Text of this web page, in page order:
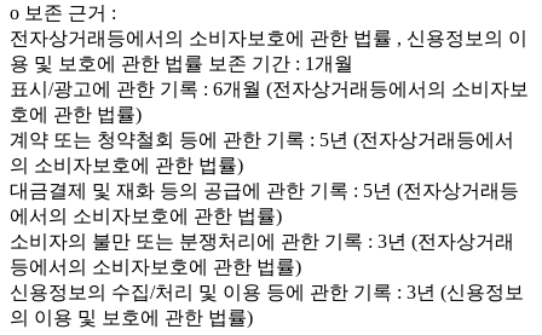
ο 보존 근거 :
전자상거래등에서의 소비자보호에 관한 법률 , 신용정보의 이
용 및 보호에 관한 법률 보존 기간 : 1개월
표시/광고에 관한 기록 : 6개월 (전자상거래등에서의 소비자보
호에 관한 법률)
계약 또는 청약철회 등에 관한 기록 : 5년 (전자상거래등에서
의 소비자보호에 관한 법률)
대금결제 및 재화 등의 공급에 관한 기록 : 5년 (전자상거래등
에서의 소비자보호에 관한 법률)
소비자의 불만 또는 분쟁처리에 관한 기록 : 3년 (전자상거래
등에서의 소비자보호에 관한 법률)
신용정보의 수집/처리 및 이용 등에 관한 기록 : 3년 (신용정보
의 이용 및 보호에 관한 법률)